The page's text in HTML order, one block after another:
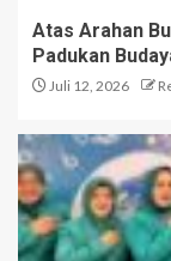
Atas Arahan
Padukan
Juli 12, 2026